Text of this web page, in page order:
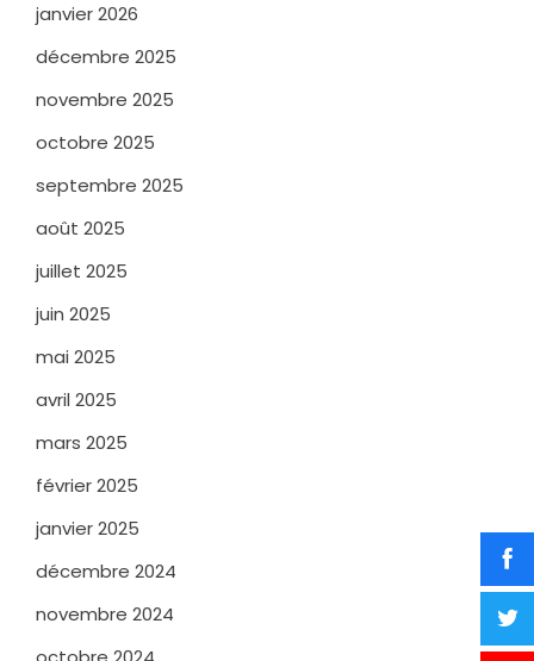
janvier 2026
décembre 2025
novembre 2025
octobre 2025
septembre 2025
août 2025
juillet 2025
juin 2025
mai 2025
avril 2025
mars 2025
février 2025
janvier 2025
décembre 2024
novembre 2024